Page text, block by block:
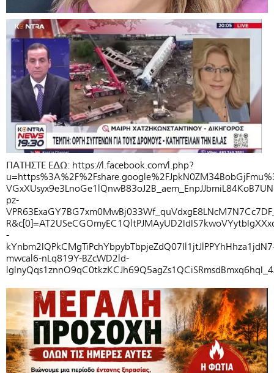
ΠΑΤΗΣΤΕ ΕΔΩ: https://l.facebook.com/l.php?
u=https%3A%2F%
pz-
-
mwcal6-nLq819Y-BZcWD2ld-